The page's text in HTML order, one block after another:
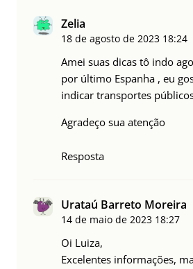
Zelia
18 de agosto de 2023 18:24
Amei suas dicas tô indo
por último Espanha , eu
indicar transportes
Agradeço sua atenção
Resposta
Urataú Barreto Moreira
14 de maio de 2023 18:27
Oi Luiza,
Excelentes informações,